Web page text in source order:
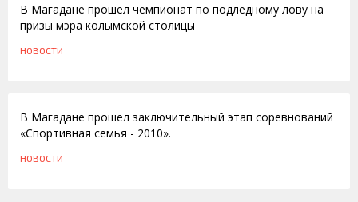
В Магадане прошел чемпионат по подледному лову на
призы мэра колымской столицы
НОВОСТИ
В Магадане прошел заключительный этап соревнований
«Спортивная семья - 2010».
НОВОСТИ